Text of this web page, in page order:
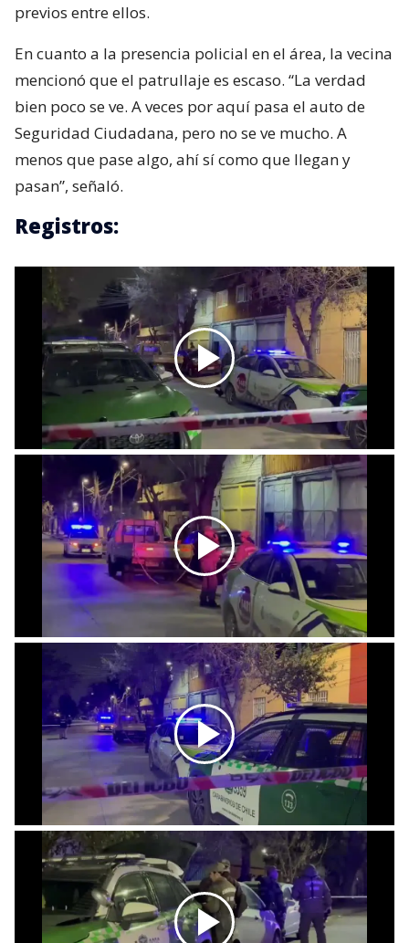
previos entre ellos.
En cuanto a la presencia policial en el área, la vecina
mencionó que el patrullaje es escaso. “La verdad
bien poco se ve. A veces por aquí pasa el auto de
Seguridad Ciudadana, pero no se ve mucho. A
menos que pase algo, ahí sí como que llegan y
pasan”, señaló.
Registros: